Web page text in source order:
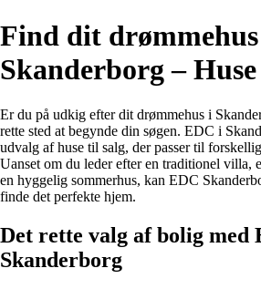
Find dit
Skanderborg –
Er du på udkig efter dit drømmehus i
rette sted at begynde din søgen. EDC i
udvalg af huse til salg, der passer til
Uanset om du leder efter en traditionel villa,
en hyggelig sommerhus, kan EDC
finde det perfekte hjem.
Det rette valg af bolig med
Skanderborg